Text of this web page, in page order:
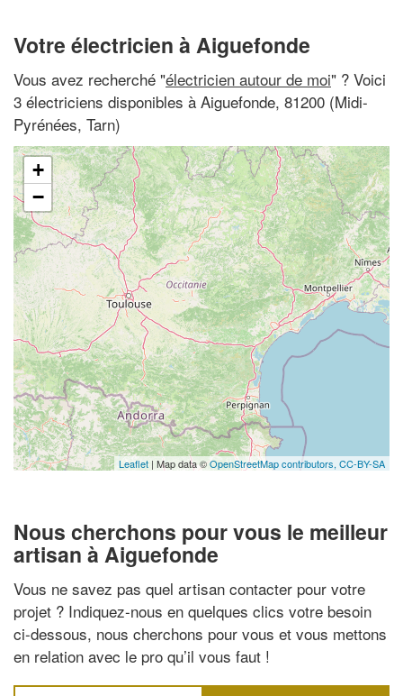
Votre électricien à Aiguefonde
Vous avez recherché "électricien autour de moi" ? Voici
3 électriciens disponibles à Aiguefonde, 81200 (Midi-
Pyrénées, Tarn)
+
−
Leaflet | Map data ©OpenStreetMap contributors, CC-BY-SA
Nous cherchons pour vous le meilleur
artisan à Aiguefonde
Vous ne savez pas quel artisan contacter pour votre
projet ? Indiquez-nous en quelques clics votre besoin
ci-dessous, nous cherchons pour vous et vous mettons
en relation avec le pro qu’il vous faut !